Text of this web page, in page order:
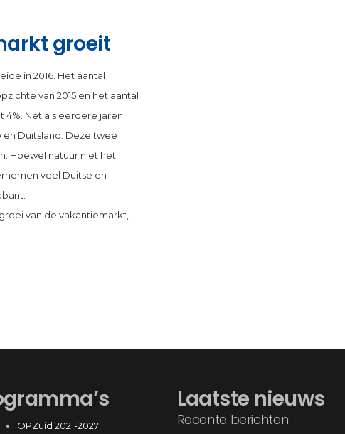
groeit
in 2016. Het aantal
van 2015 en het aantal
Net als eerdere jaren
Duitsland. Deze twee
Hoewel natuur niet het
veel Duitse en
van de vakantiemarkt,
OPZuid 2021-2027
Laatste nieuws
Recente berichten